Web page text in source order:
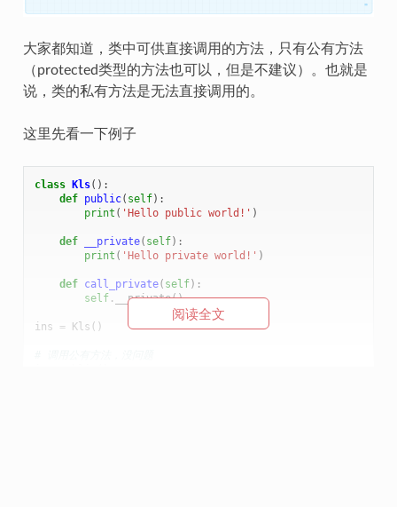
大家都知道，类中可供直接调用的方法，只有公有方法
（protected类型的方法也可以，但是不建议）。也就是
说，类的私有方法是无法直接调用的。
这里先看一下例子
class Kls():
def public( self):
print ( 'Hello public world!' )
def __private( self):
print ( 'Hello private world!' )
def call_private( self):
self. __private()
ins = Kls ()
阅读全文